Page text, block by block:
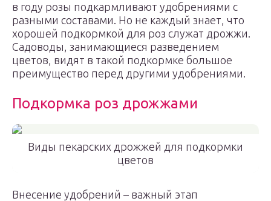
в году розы подкармливают удобрениями с
разными составами. Но не каждый знает, что
хорошей подкормкой для роз служат дрожжи.
Садоводы, занимающиеся разведением
цветов, видят в такой подкормке большое
преимущество перед другими удобрениями.
Подкормка роз дрожжами
Виды пекарских дрожжей для подкормки
цветов
Внесение удобрений – важный этап